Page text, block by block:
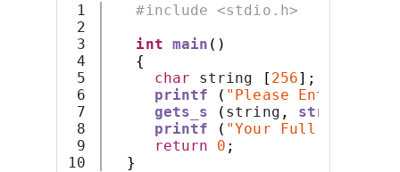
1
2
3
4
5
6
7
8
9
#include <stdio.h>
int main ()
{
char string [ 256];
printf
( "Please Enter Your
gets_s
( string , strlen
printf
( "Your Full Name Is:
return
0 ;
}